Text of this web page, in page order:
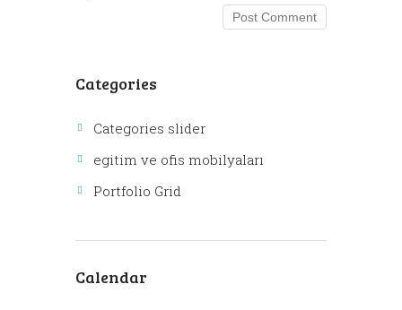
Categories
Categories slider
egitim ve ofis mobilyaları
Portfolio Grid
Calendar